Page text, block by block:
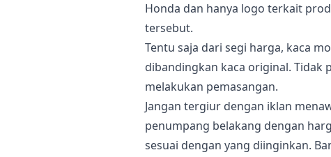
Honda dan hanya logo terkait
tersebut.
Tentu saja dari segi harga, kaca
dibandingkan kaca original. Tidak
melakukan pemasangan.
Jangan tergiur dengan iklan
penumpang belakang dengan
sesuai dengan yang diinginkan.